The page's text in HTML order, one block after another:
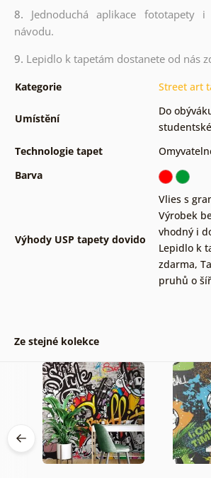
8. Jednoduchá aplikace fototapety
návodu.
9. Lepidlo k tapetám dostanete od nás
Kategorie Street art
Umístění
Do
Technologie tapet
Barva
Výhody USP tapety dovido
Vlies s
Výrobek
vhodný i
Lepidlo k
zdarma,
pruhů o
Ze stejné kolekce